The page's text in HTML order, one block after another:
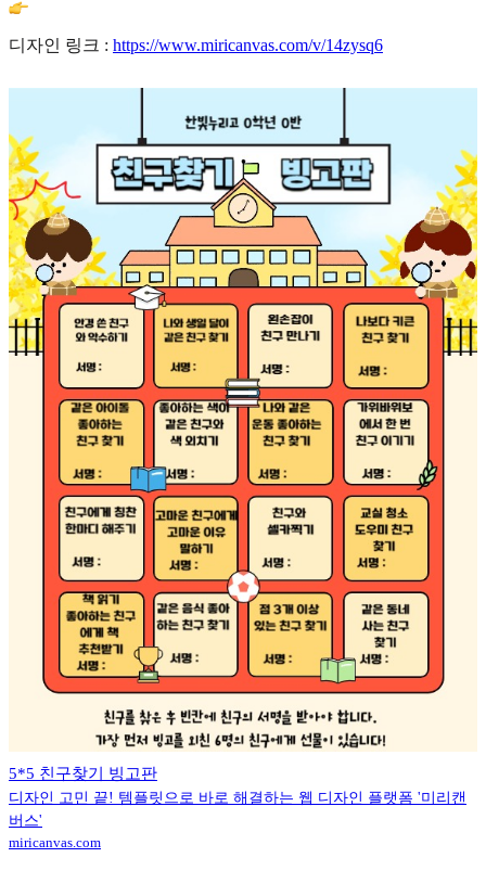
디자인 링크 : https://www.miricanvas.com/v/14zysq6
5*5 친구찾기 빙고판
디자인 고민 끝! 템플릿으로 바로 해결하는 웹 디자인 플랫폼 '미리캔
버스'
miricanvas.com